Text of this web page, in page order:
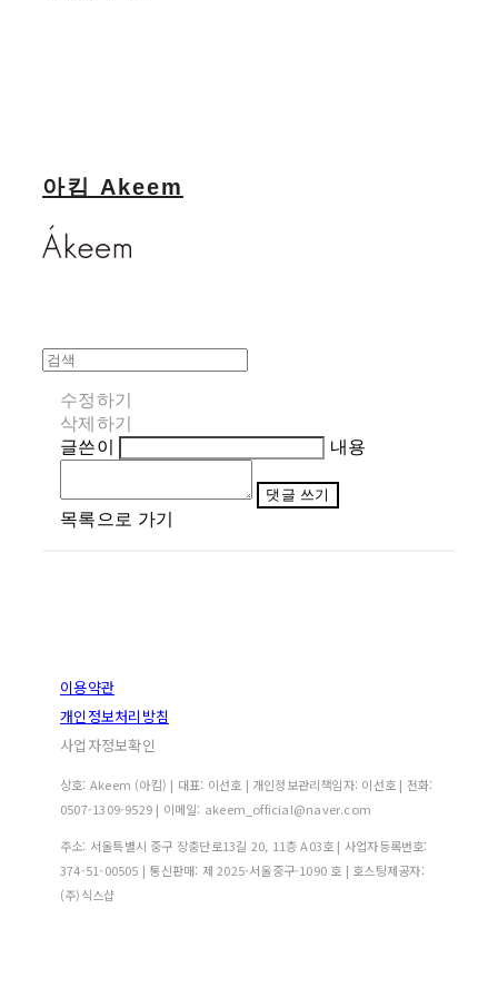
아킴 Akeem
수정하기
삭제하기
글쓴이
내용
댓글 쓰기
목록으로 가기
이용약관
개인정보처리방침
사업자정보확인
상호: Akeem (아킴) | 대표: 이선호 | 개인정보관리책임자: 이선호 | 전화:
0507-1309-9529 | 이메일: akeem_official@naver.com
주소: 서울특별시 중구 장충단로13길 20, 11층 A03호 | 사업자등록번호:
374-51-00505 | 통신판매: 제 2025-서울중구-1090 호 | 호스팅제공자:
(주)식스샵